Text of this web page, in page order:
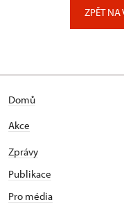
ZPĚT NA
Domů
Akce
Zprávy
Publikace
Pro média